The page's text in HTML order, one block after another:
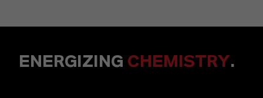
ENERGIZING CHEMISTRY.